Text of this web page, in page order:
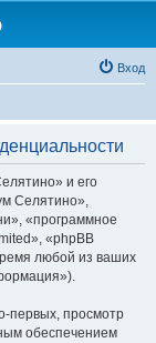
Вход
и его
Селятино»,
«программное
«phpBB
любой из ваших
первых, просмотр
обеспечением